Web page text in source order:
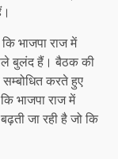
भाजपा राज में
बुलंद हैं। बैठक की
सम्बोधित करते हुए
भाजपा राज में
जा रही है जो कि